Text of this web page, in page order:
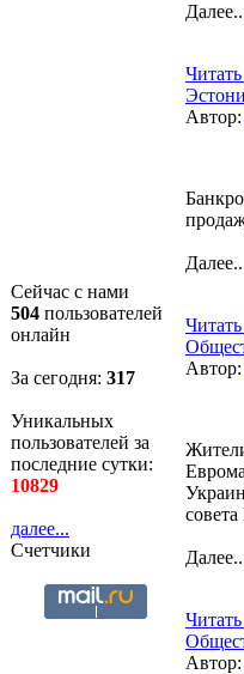
Сейчас с нами
504 пользователей
онлайн
За сегодня: 317
Уникальных
пользователей за
последние сутки:
10829
далее...
Счетчики
Автор:
Автор:
Автор: